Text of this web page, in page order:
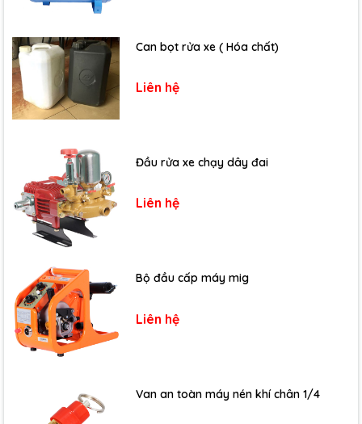
Can bọt rửa xe ( Hóa chất)
Liên hệ
Đầu rửa xe chạy dây đai
Liên hệ
Bộ đầu cấp máy mig
Liên hệ
Van an toàn máy nén khí chân 1/4